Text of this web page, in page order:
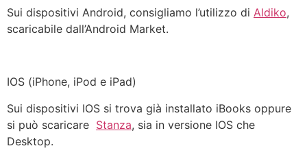
Sui dispositivi Android, consigliamo l’utilizzo di Aldiko,
scaricabile dall’Android Market.
IOS (iPhone, iPod e iPad)
Sui dispositivi IOS si trova già installato iBooks oppure
si può scaricare Stanza, sia in versione IOS che
Desktop.